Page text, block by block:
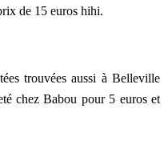
de 15 euros hihi.
trouvées aussi à Belleville
chez Babou pour 5 euros et